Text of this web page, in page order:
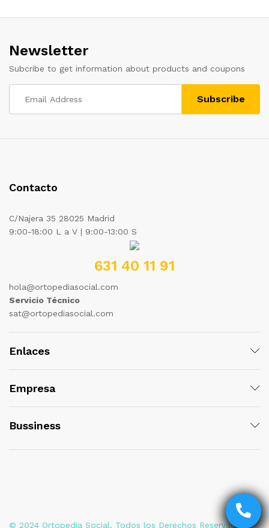
Newsletter
Subcribe to get information about products and coupons
Contacto
C/Najera 35 28025 Madrid
9:00-18:00 L a V | 9:00-13:00 S
631 40 11 91
hola@ortopediasocial.com
Servicio Técnico
sat@ortopediasocial.com
Enlaces
Empresa
Bussiness
© 2024 Ortopedia Social. Todos los Derechos Reservados